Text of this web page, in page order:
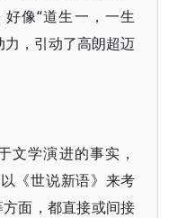
像“道生一，一生
力，引动了高朗超迈
文学演进的事实，
《世说新语》来考
面，都直接或间接